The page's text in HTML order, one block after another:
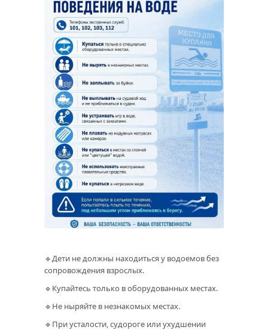
🔹Дети не должны находиться у водоемов без
сопровождения взрослых.
🔹Купайтесь только в оборудованных местах.
🔹Не ныряйте в незнакомых местах.
🔹При усталости, судороге или ухудшении